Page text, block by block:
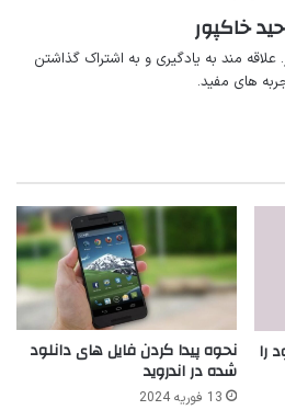
خاکپور
چیز. علاقه مند به یادگیری و به اشتراک گذاشتن
های مفید.
را نحوه پیدا کردن فایل های دانلود
شده در اندروید
13 فوریه 2024